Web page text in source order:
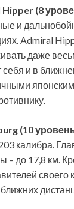
Hipper (8
и
Admiral
даже
себя и в
(10
калибра.
– до 17,8 км.